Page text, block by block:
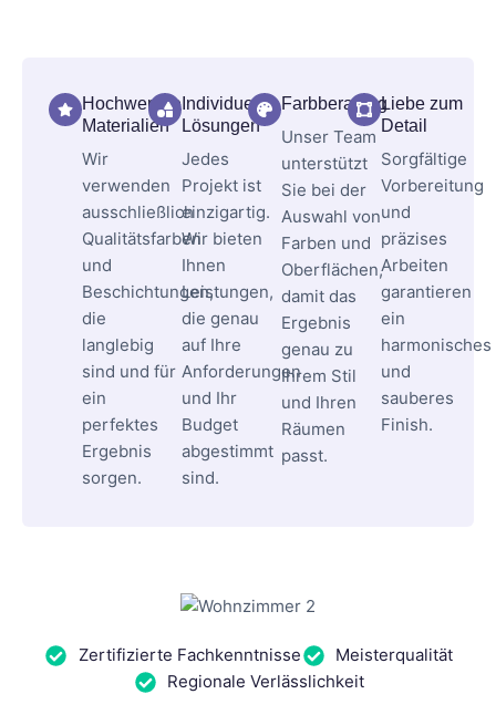
Hochwertige
Materialien
Wir
verwenden
ausschließlich
Qualitätsfarben
und
Beschichtungen,
die
langlebig
sind und für
ein
perfektes
Ergebnis
sorgen.
Individuelle
Lösungen
Jedes
Projekt ist
einzigartig.
Wir bieten
Ihnen
Leistungen,
die genau
auf Ihre
Anforderungen
und Ihr
Budget
abgestimmt
sind.
Farbberatung
Unser Team
unterstützt
Sie bei der
Auswahl von
Farben und
Oberflächen,
damit das
Ergebnis
genau zu
Ihrem Stil
und Ihren
Räumen
passt.
Liebe zum
Detail
Sorgfältige
Vorbereitung
und
präzises
Arbeiten
garantieren
ein
harmonisches
und
sauberes
Finish.
Zertifizierte Fachkenntnisse
Meisterqualität
Regionale Verlässlichkeit